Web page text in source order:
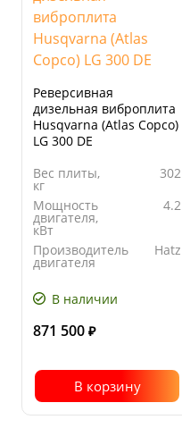
Реверсивная
дизельная виброплита
Husqvarna (Atlas Copco)
LG 300 DE
Вес плиты,
кг
302
Мощность
двигателя,
кВт
4.2
Производитель
двигателя
Hatz
основания
плиты, мм
В наличии
871 500 ₽
В корзину